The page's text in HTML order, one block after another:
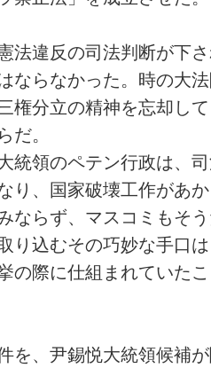
法違反の司法判断が下
ならなかった。時の大
権分立の精神を忘却し
だ。
統領のペテン行政は、
り、国家破壊工作があ
ならず、マスコミもそ
り込むその巧妙な手口
の際に仕組まれていた
を、尹錫悦大統領候補